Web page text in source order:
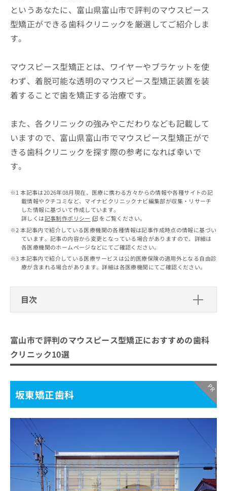
というあなたに、富山県富山市で評判のマウスピース
型矯正ができる歯科クリニックを厳選してご紹介しま
す。
マウスピース型矯正とは、ワイヤーやブラケットを使
わず、着脱可能な透明のマウスピース型矯正装置を装
着することで歯を矯正する治療です。
また、各クリニックの強みやこだわりなども記載して
いますので、富山県富山市でマウスピース型矯正がで
きる歯科クリニックを探す際の参考になれば幸いで
す。
本記事は2026年08月現在、医療に携わる方々からの情報や各種サイトの記
載情報やクチコミなど、マイナビクリニックナビ編集部が収集・リサーチ
した情報に基づいて作成しています。
詳しくは記事制作ポリシー
をご覧ください。
本記事内で紹介している医療機関の各種情報は記事作成時点の情報に基づい
ています。記事の内容から変更となっている場合がありますので、詳細は
各医療機関のホームページなどにてご確認ください。
本記事内で紹介している医療サービスは公的医療保険の適用外となる自由診
療が含まれる場合があります。詳細は各医療機関にてご確認ください。
目次
とやま総合歯科・矯正歯科クリニック
やまもと歯科・矯正歯科医院
富山石金歯科
島歯科・矯正歯科
しのぶ歯科医院
歯科アールクリニック
こども矯正歯科ファボーレ前クリニック
みずの歯科クリニック
富山市で評判のマウスピース型矯正におすすめの歯科
クリニック10選
坂東矯正歯科
合
わ
せ
は
ら
らは
クリ
クナ
ビサ
イト
への
フォ
ーム
とな
りま
す。
クリ
ニッ
予
約・
のご
相談
など
はで
ので
承く
ださ
お
問
合
せ
は
こ
ち
ら
資
料
の
ご
請
こ
情
お
込
み
は
ち
ら
掲
報
修
正
の
方
は
こ
ら
広
稿
の
問
い
せ
ち
資
ご
求
ち
ら
料
情
お
し
込